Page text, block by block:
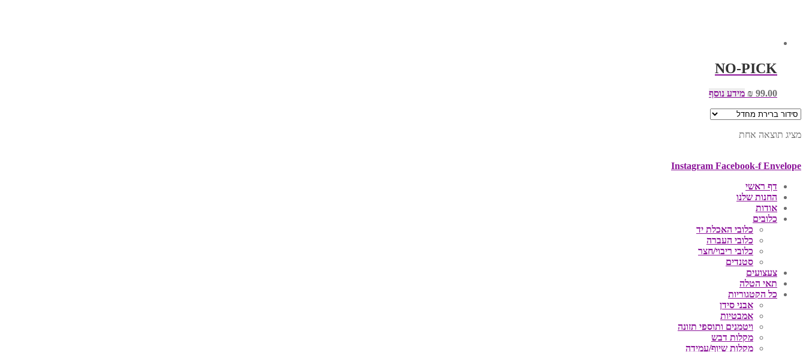
NO-PICK
₪ 99.00 מידע נוסף
מציג תוצאה אחת
Instagram Facebook-f Envelope
דף ראשי
החנות שלנו
אודות
כלובים
כלובי האכלת יד
כלובי העברה
כלובי ריבוי/חצר
סטנדים
צעצועים
תאי הטלה
כל הקטגוריות
אבני סידן
אמבטיות
ויטמנים ותוספי תזונה
מקלות דבש
מקלות שיוף/עמידה